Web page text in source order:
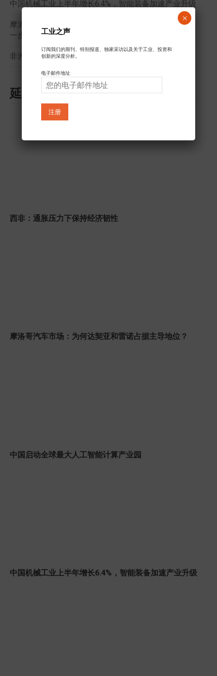
中国机械工业上半年增长6.4%，智能装备加速产业升级
摩洛哥：食糖补贴改革取得积极成效，国家财政负担进
一步减轻
非洲能源商会助力委内瑞拉重返全球能源舞台
延伸阅读
西非：通胀压力下保持经济韧性
摩洛哥汽车市场：为何达契亚和雷诺占据主导地位？
中国启动全球最大人工智能计算产业园
中国机械工业上半年增长6.4%，智能装备加速产业升级
工业之声
订阅我们的期刊、特别报道、独家采访以及关于工业、投资和
创新的深度分析。
电子邮件地址:
×